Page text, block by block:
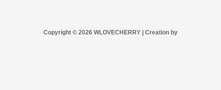
Copyright © 2026 WLOVECHERRY | Creation by